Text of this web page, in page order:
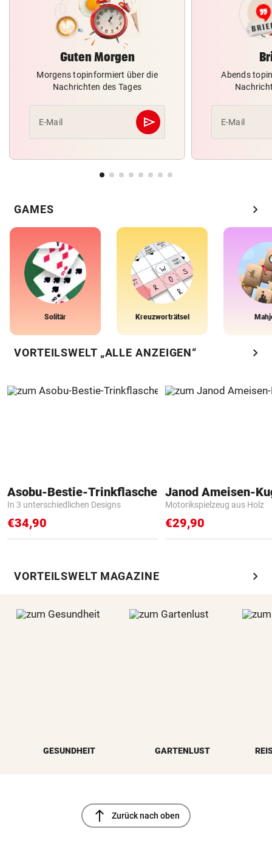
Guten Morgen
Morgens topinformiert über die
Nachrichten des Tages
E-Mail send
Abschicken
Abends
E-Mail
GAMES chevron_right
Solitär Kreuzworträtsel
VORTEILSWELT „ALLE ANZEIGEN“ chevron_right
Asobu-Bestie-Trinkflasche
In 3 unterschiedlichen Designs
€34,90
Janod Ameisen-
Motorikspielzeug aus Holz
€29,90
VORTEILSWELT MAGAZINE chevron_right
GESUNDHEIT GARTENLUST
north Zurück nach oben